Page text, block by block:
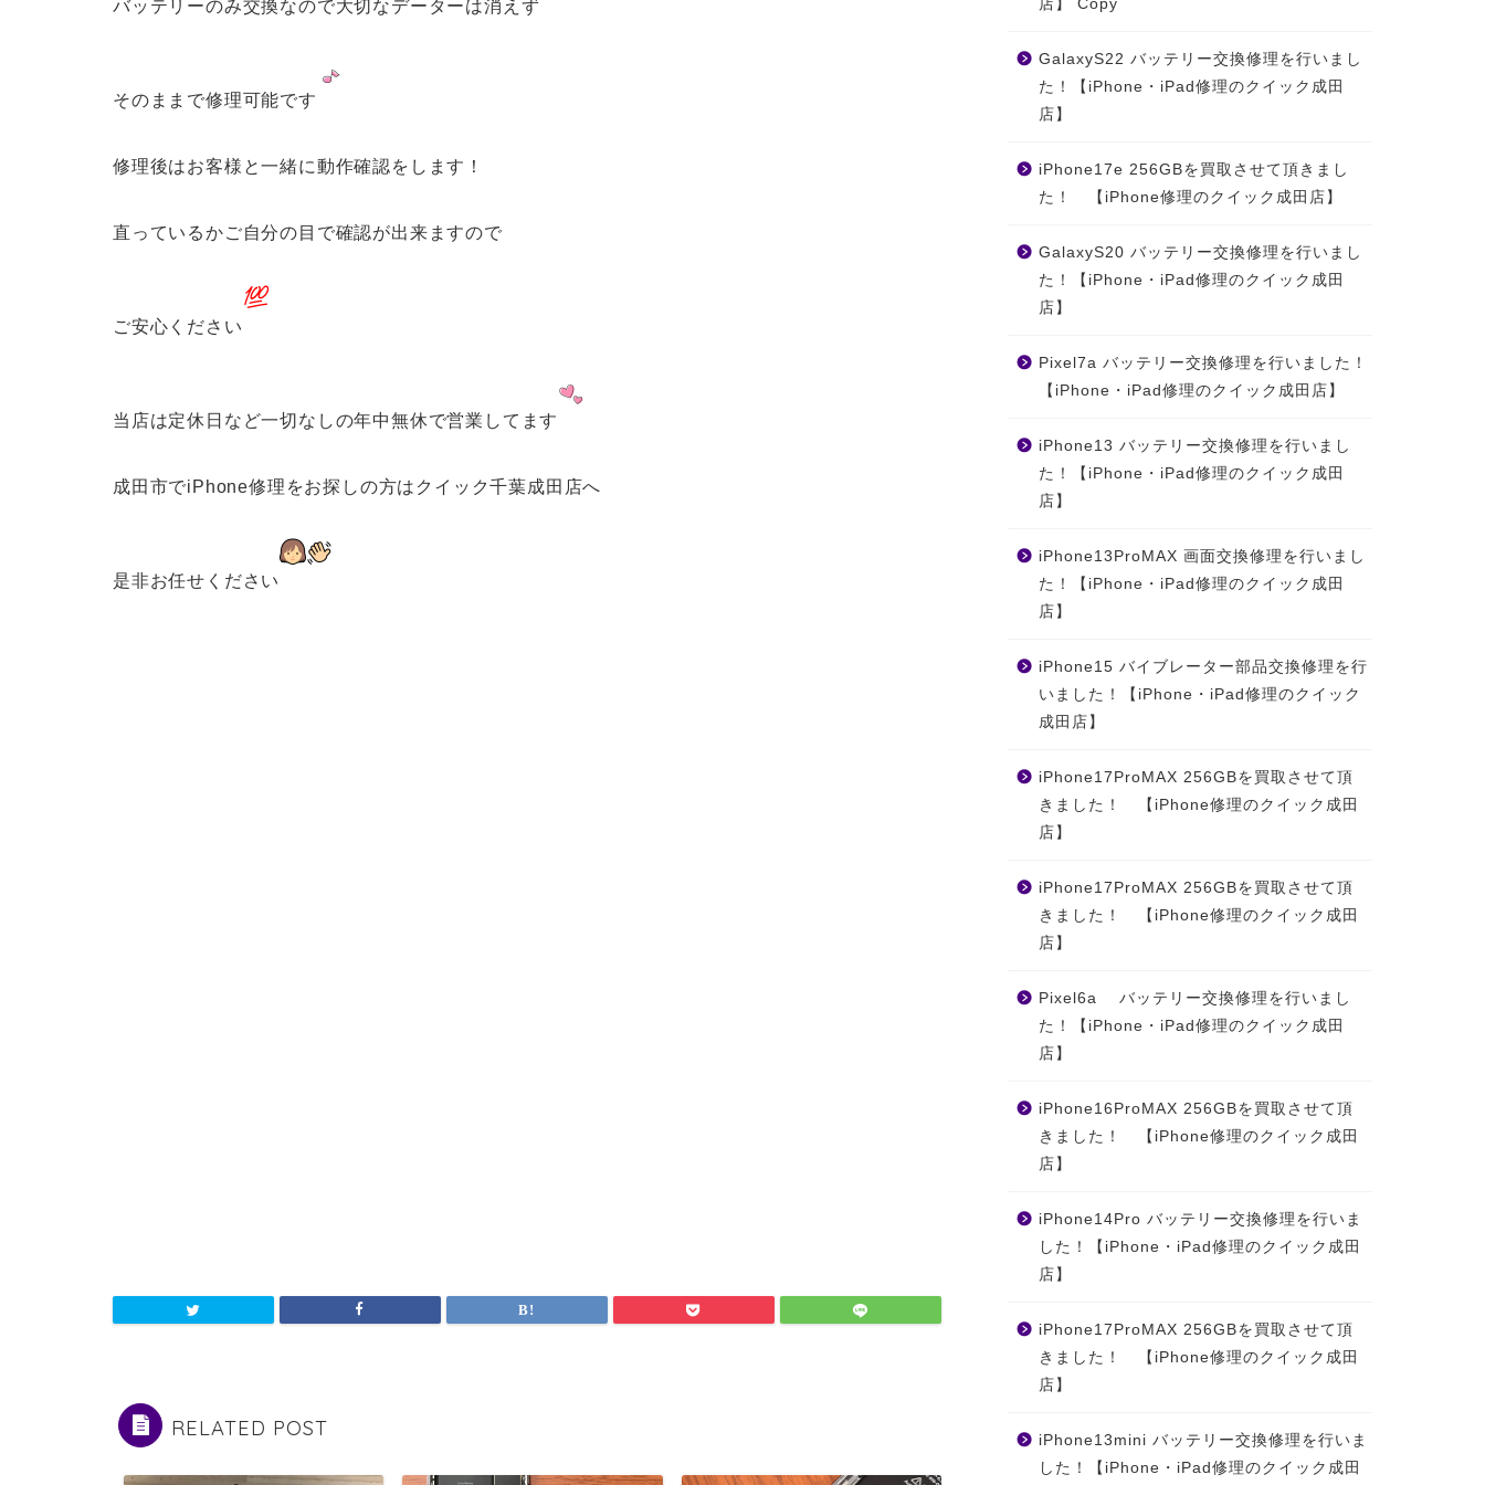
バッテリーのみ交換なので大切なデーターは消えず
そのままで修理可能です
修理後はお客様と一緒に動作確認をします！
直っているかご自分の目で確認が出来ますので
ご安心ください
当店は定休日など一切なしの年中無休で営業してます
成田市でiPhone修理をお探しの方はクイック千葉成田店へ
是非お任せください
RELATED POST
店】 Copy
GalaxyS22 バッテリー交換修理を行いまし
た！【iPhone・iPad修理のクイック成田
店】
iPhone17e 256GBを買取させて頂きまし
た！ 【iPhone修理のクイック成田店】
GalaxyS20 バッテリー交換修理を行いまし
た！【iPhone・iPad修理のクイック成田
店】
Pixel7a バッテリー交換修理を行いました！
【iPhone・iPad修理のクイック成田店】
iPhone13 バッテリー交換修理を行いまし
た！【iPhone・iPad修理のクイック成田
店】
iPhone13ProMAX 画面交換修理を行いまし
た！【iPhone・iPad修理のクイック成田
店】
iPhone15 バイブレーター部品交換修理を行
いました！【iPhone・iPad修理のクイック
成田店】
iPhone17ProMAX 256GBを買取させて頂
きました！ 【iPhone修理のクイック成田
店】
iPhone17ProMAX 256GBを買取させて頂
きました！ 【iPhone修理のクイック成田
店】
Pixel6a バッテリー交換修理を行いまし
た！【iPhone・iPad修理のクイック成田
店】
iPhone16ProMAX 256GBを買取させて頂
きました！ 【iPhone修理のクイック成田
店】
iPhone14Pro バッテリー交換修理を行いま
した！【iPhone・iPad修理のクイック成田
店】
iPhone17ProMAX 256GBを買取させて頂
きました！ 【iPhone修理のクイック成田
店】
iPhone13mini バッテリー交換修理を行いま
した！【iPhone・iPad修理のクイック成田